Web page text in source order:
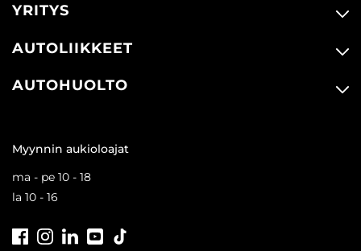
YRITYS
AUTOLIIKKEET
AUTOHUOLTO
Myynnin aukioloajat
ma - pe 10 - 18
la 10 - 16
FacebookInstagramLinkedInYoutube